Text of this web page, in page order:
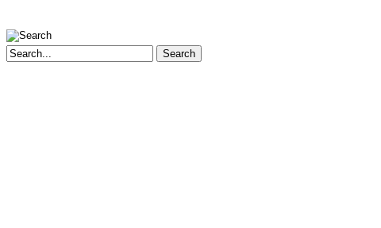
Search